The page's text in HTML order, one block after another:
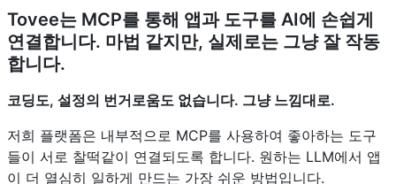
Tovee는 MCP를 통해 앱과 도구를 AI에 손쉽게
연결합니다. 마법 같지만, 실제로는 그냥 잘 작동
합니다.
코딩도, 설정의 번거로움도 없습니다. 그냥 느낌대로.
저희 플랫폼은 내부적으로 MCP를 사용하여 좋아하는 도구
들이 서로 찰떡같이 연결되도록 합니다. 원하는 LLM에서 앱
이 더 열심히 일하게 만드는 가장 쉬운 방법입니다.